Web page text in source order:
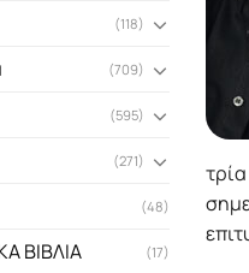
(118)
(709)
(595)
(271)
(48)
ΒΙΒΛΙΑ (17)